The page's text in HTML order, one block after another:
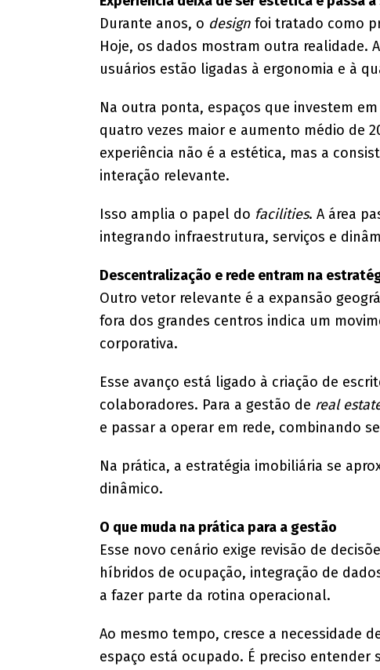
Durante anos, o designfoi tratado como
Hoje, os dados mostram outra realidade.
usuários estão ligadas à ergonomia e à
Na outra ponta, espaços que investem
quatro vezes maior e aumento médio de
experiência não é a estética, mas a
interação relevante.
Isso amplia o papel do facilities. A área
integrando infraestrutura, serviços e
Descentralização e rede entram na
​Outro vetor relevante é a expansão
fora dos grandes centros indica um
corporativa.
Esse avanço está ligado à criação de
colaboradores. Para a gestão de real
e passar a operar em rede, combinando
Na prática, a estratégia imobiliária se
dinâmico.
O que muda na prática para a gestão
Esse novo cenário exige revisão de
híbridos de ocupação, integração de
a fazer parte da rotina operacional.
Ao mesmo tempo, cresce a necessidade
espaço está ocupado. É preciso